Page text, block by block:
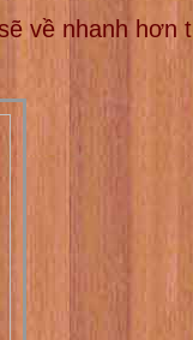
về nhanh